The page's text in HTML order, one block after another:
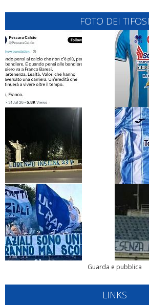
FOTO DEI TIFOSI
Guarda e pubblica
LINKS